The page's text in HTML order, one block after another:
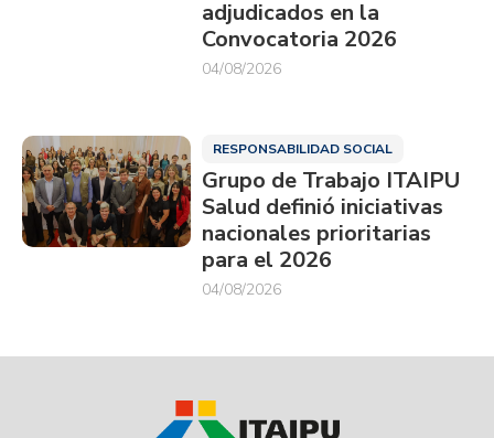
adjudicados en la
Convocatoria 2026
04/08/2026
RESPONSABILIDAD SOCIAL
Grupo de Trabajo ITAIPU
Salud definió iniciativas
nacionales prioritarias
para el 2026
04/08/2026